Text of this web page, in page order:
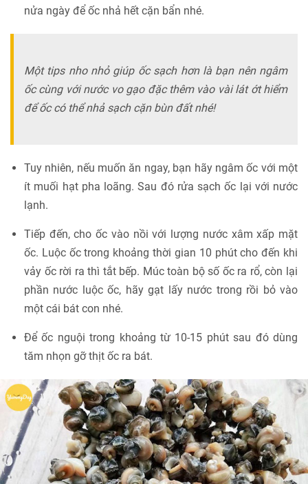
nửa ngày để ốc nhả hết cặn bẩn nhé.
Một tips nho nhỏ giúp ốc sạch hơn là bạn nên ngâm
ốc cùng với nước vo gạo đặc thêm vào vài lát ớt hiểm
để ốc có thể nhả sạch cặn bùn đất nhé!
Tuy nhiên, nếu muốn ăn ngay, bạn hãy ngâm ốc với một
ít muối hạt pha loãng. Sau đó rửa sạch ốc lại với nước
lạnh.
Tiếp đến, cho ốc vào nồi với lượng nước xâm xấp mặt
ốc. Luộc ốc trong khoảng thời gian 10 phút cho đến khi
vảy ốc rời ra thì tắt bếp. Múc toàn bộ số ốc ra rổ, còn lại
phần nước luộc ốc, hãy gạt lấy nước trong rồi bỏ vào
một cái bát con nhé.
Để ốc nguội trong khoảng từ 10-15 phút sau đó dùng
tăm nhọn gỡ thịt ốc ra bát.